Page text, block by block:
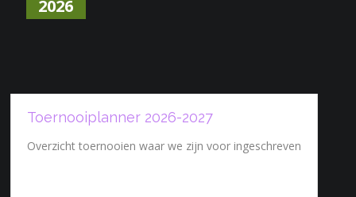
2026
Toernooiplanner 2026-2027
Overzicht toernooien waar we zijn voor ingeschreven